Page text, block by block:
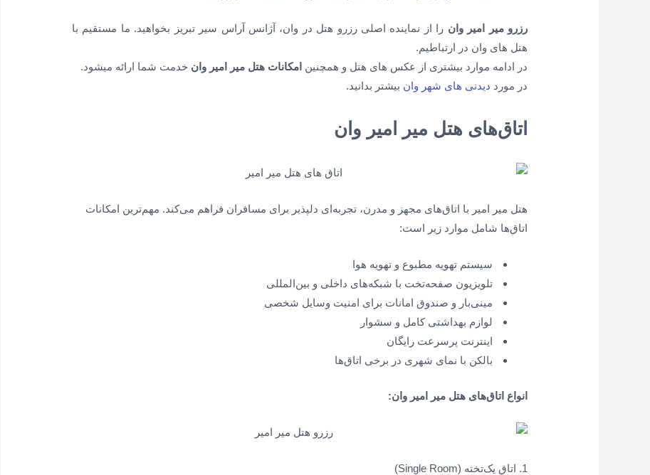
رزرو میر امیر وان را از نماینده اصلی رزرو هتل در وان، آژانس آراس سیر تبریز بخواهید. ما مستقیم با
هتل های وان در ارتباطیم.
در ادامه موارد بیشتری از عکس های هتل و همچنین امکاناتهتل میر امیر وان خدمت شما ارائه میشود.
در مورد دیدنی های شهر وان بیشتر بدانید.
اتاق‌های هتل میر امیر وان
هتل میر امیر با اتاق‌های مجهز و مدرن، تجربه‌ای دلپذیر برای مسافران فراهم می‌کند. مهم‌ترین امکانات
اتاق‌ها شامل موارد زیر است:
سیستم تهویه مطبوع و تهویه هوا
تلویزیون صفحه‌تخت با شبکه‌های داخلی و بین‌المللی
مینی‌بار و صندوق امانات برای امنیت وسایل شخصی
لوازم بهداشتی کامل و سشوار
اینترنت پرسرعت رایگان
بالکن با نمای شهری در برخی اتاق‌ها
انواع اتاق‌های هتل میر امیر وان:
1. اتاق یک‌تخته (Single Room)